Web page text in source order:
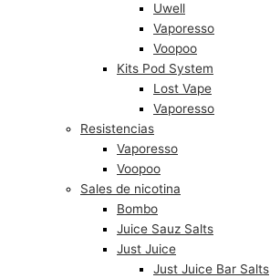
Uwell
Vaporesso
Voopoo
Kits Pod System
Lost Vape
Vaporesso
Resistencias
Vaporesso
Voopoo
Sales de nicotina
Bombo
Juice Sauz Salts
Just Juice
Just Juice Bar Salts